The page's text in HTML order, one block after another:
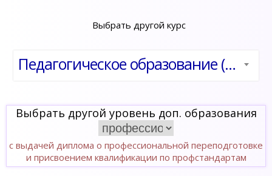
Выбрать другой курс
Педагогическое образование (по направлению «Почвоведение и инженерная геология»)
Выбрать другой уровень доп. образования
с выдачей диплома о профессиональной переподготовке
и присвоением квалификации по профстандартам